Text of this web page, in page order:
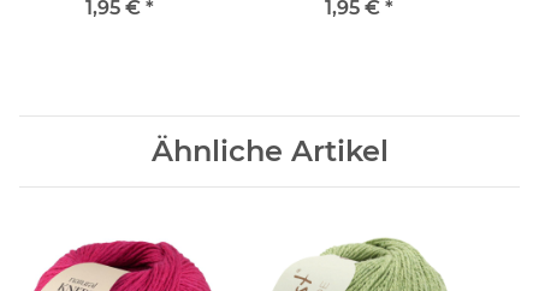
Kunststoff | 6.50 mm -
1,95 € *
Kunststoff | 7.00 mm -
1,95 € *
Ähnliche Artikel